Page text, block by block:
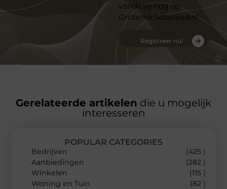
vandaag nog op
Grotemarktberaad.nl
Registreer nu!
Gerelateerde artikelen die u mogelijk
interesseren
POPULAR CATEGORIES
Bedrijven
(425 )
Aanbiedingen
(282 )
Winkelen
(115 )
Woning en Tuin
(82 )